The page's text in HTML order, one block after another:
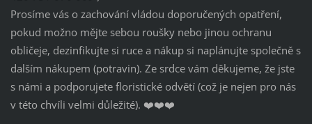
Prosíme vás o zachování vládou doporučených opatření,
pokud možno mějte sebou roušky nebo jinou ochranu
obličeje, dezinfikujte si ruce a nákup si naplánujte společně s
dalším nákupem (potravin). Ze srdce vám děkujeme, že jste
s námi a podporujete floristické odvětí (což je nejen pro nás
v této chvíli velmi důležité). ❤️❤️❤️